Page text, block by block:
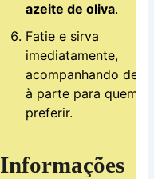
azeite de oliva.
Fatie e sirva
imediatamente,
acompanhando de
à parte para quem
preferir.
Informações